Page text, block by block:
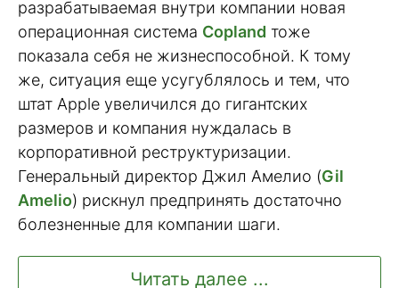
разрабатываемая внутри компании новая
операционная система Copland тоже
показала себя не жизнеспособной. К тому
же, ситуация еще усугублялось и тем, что
штат Apple увеличился до гигантских
размеров и компания нуждалась в
корпоративной реструктуризации.
Генеральный директор Джил Амелио (Gil
Amelio) рискнул предпринять достаточно
болезненные для компании шаги.
Читать далее ...